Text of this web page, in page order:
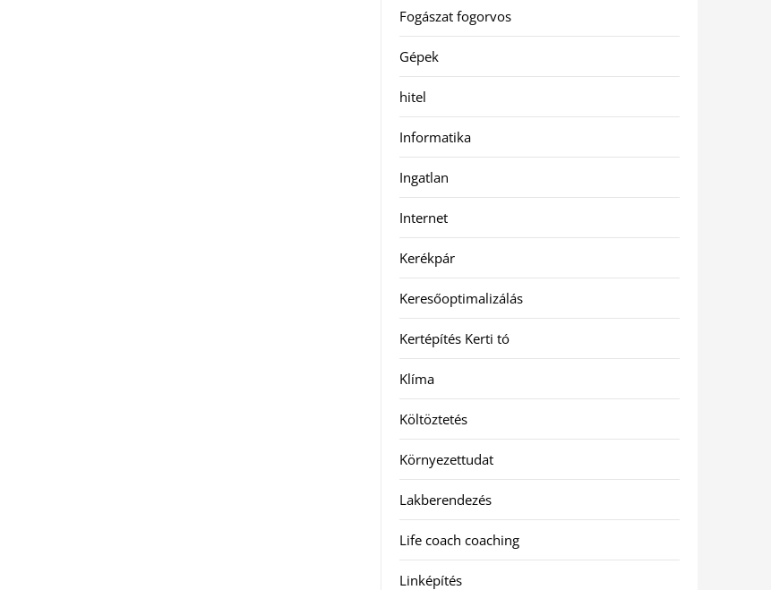
Fogászat fogorvos
Gépek
hitel
Informatika
Ingatlan
Internet
Kerékpár
Keresőoptimalizálás
Kertépítés Kerti tó
Klíma
Költöztetés
Környezettudat
Lakberendezés
Life coach coaching
Linképítés